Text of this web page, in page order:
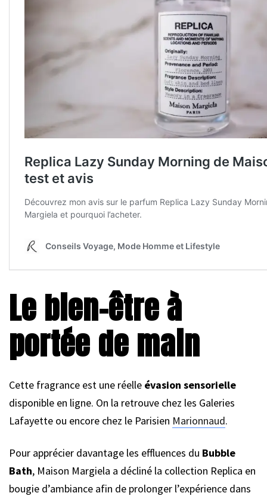
Le bien-être à
portée de main
Cette fragrance est une réelle évasion sensorielle
disponible en ligne. On la retrouve chez les Galeries
Lafayette ou encore chez le Parisien Marionnaud.
Pour apprécier davantage les effluences du Bubble
Bath, Maison Margiela a décliné la collection Replica en
bougie d’ambiance afin de prolonger l’expérience dans